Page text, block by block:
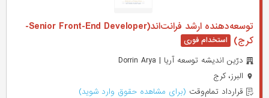
توسعه‌دهنده ارشد فرانت‌اند(Senior Front-End Developer-
کرج)
درّین اندیشه توسعه آریا | Dorrin Arya
البرز، کرج
قرارداد تمام‌وقت (برای مشاهده حقوق وارد شوید)